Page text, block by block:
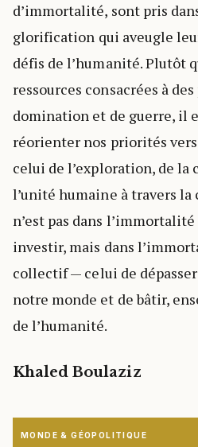
d’immortalité, sont pris
glorification qui aveugle
défis de l’humanité. Plutôt
ressources consacrées à
domination et de guerre, il
réorienter nos priorités
celui de l’exploration, de la
l’unité humaine à travers la
n’est pas dans
investir, mais dans
collectif — celui de
notre monde et de bâtir,
de l’humanité.
Khaled Boulaziz
MONDE & GÉOPOLITIQUE